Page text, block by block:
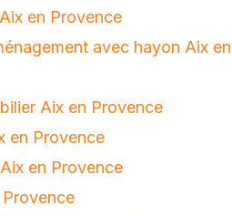
en Provence
avec hayon Aix en
Aix en Provence
en Provence
en Provence